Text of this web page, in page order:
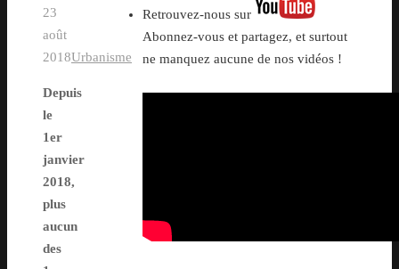
23
août
2018Urbanisme
Depuis
le
1er
janvier
2018,
plus
aucun
des
Retrouvez-nous sur
Abonnez-vous et partagez, et surtout
ne manquez aucune de nos vidéos !